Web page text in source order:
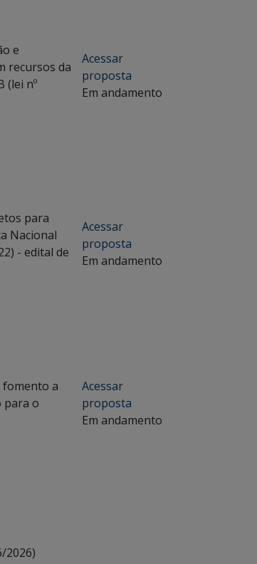
e
recursos da
(lei nº
Acessar
proposta
Em andamento
para
Nacional
- edital de
Acessar
proposta
Em andamento
fomento a
para o
Acessar
proposta
Em andamento
2026)